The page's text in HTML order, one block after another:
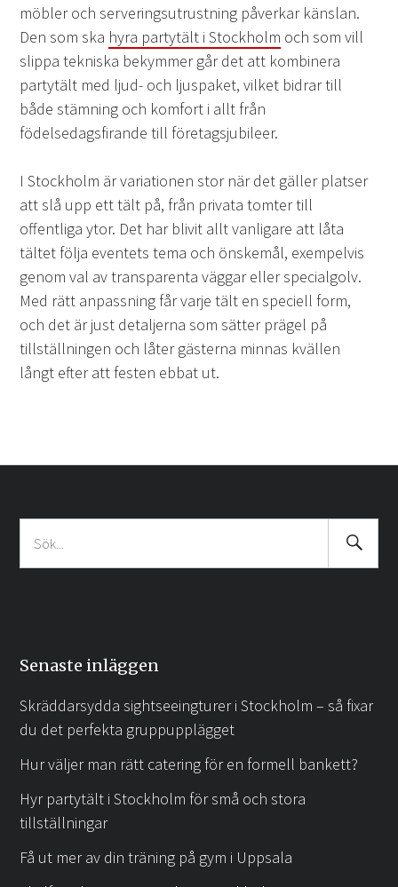
möbler och serveringsutrustning påverkar känslan.
Den som ska hyra partytält i Stockholm och som vill
slippa tekniska bekymmer går det att kombinera
partytält med ljud- och ljuspaket, vilket bidrar till
både stämning och komfort i allt från
födelsedagsfirande till företagsjubileer.
I Stockholm är variationen stor när det gäller platser
att slå upp ett tält på, från privata tomter till
offentliga ytor. Det har blivit allt vanligare att låta
tältet följa eventets tema och önskemål, exempelvis
genom val av transparenta väggar eller specialgolv.
Med rätt anpassning får varje tält en speciell form,
och det är just detaljerna som sätter prägel på
tillställningen och låter gästerna minnas kvällen
långt efter att festen ebbat ut.
Sök
efter:
Search
Senaste inläggen
Skräddarsydda sightseeingturer i Stockholm – så fixar
du det perfekta gruppupplägget
Hur väljer man rätt catering för en formell bankett?
Hyr partytält i Stockholm för små och stora
tillställningar
Få ut mer av din träning på gym i Uppsala